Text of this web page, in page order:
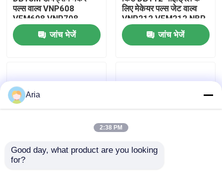
कारखाने का दौरा
गुणवत्ता नियंत्रण
हमसे संपर्क करें
समाचार
पल्स वाल्व VNP608
VEM608 VNP708
VEM708
जांच भेजें
लिए मेकेयर पल्स जेट वाल्व
VNP212 VEM212 NBR
VITON VNP312
VEM312 जांच भेजें
MECAIR मरम्मत किट 1
Aria
2:38 PM
Good day, what product are you looking
for?